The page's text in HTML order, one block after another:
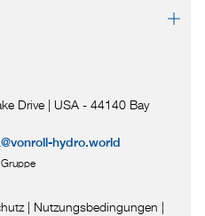
Drive | USA - 44140 Bay
hydro.world
| Nutzungsbedingungen |